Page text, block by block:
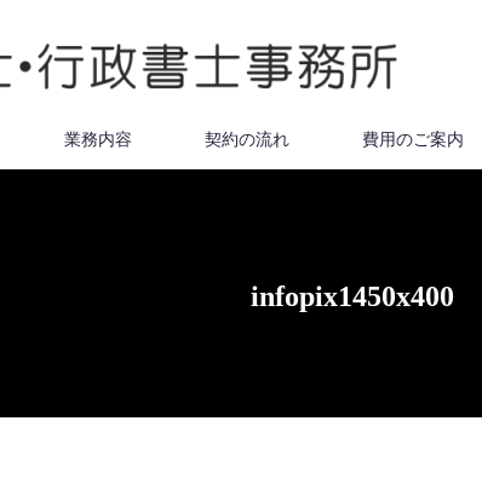
業務内容 契約の流れ 費用のご案内
infopix1450x400